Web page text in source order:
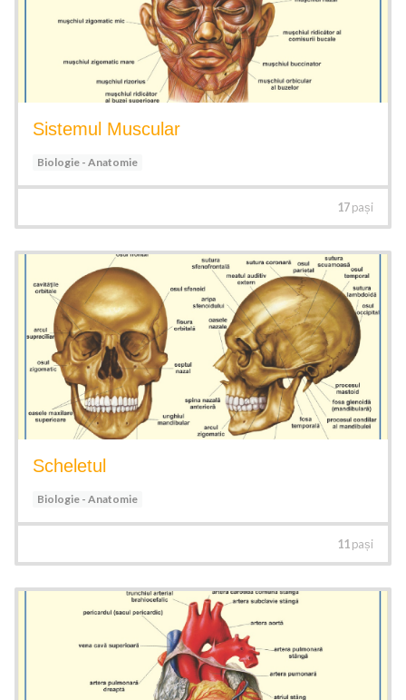
Sistemul Muscular
Biologie - Anatomie
17pași
Scheletul
Biologie - Anatomie
11 pași